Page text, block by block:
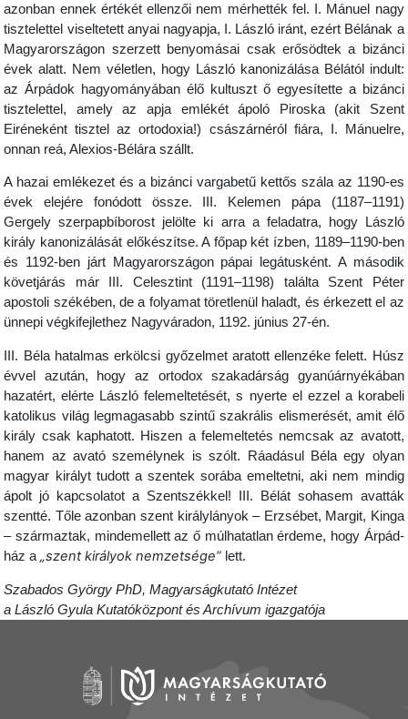
azonban ennek értékét ellenzői nem mérhették fel. I. Mánuel nagy
tisztelettel viseltetett anyai nagyapja, I. László iránt, ezért Bélának a
Magyarországon szerzett benyomásai csak erősödtek a bizánci
évek alatt. Nem véletlen, hogy László kanonizálása Bélától indult:
az Árpádok hagyományában élő kultuszt ő egyesítette a bizánci
tisztelettel, amely az apja emlékét ápoló Piroska (akit Szent
Eiréneként tisztel az ortodoxia!) császárnéról fiára, I. Mánuelre,
onnan reá, Alexios-Bélára szállt.
A hazai emlékezet és a bizánci vargabetű kettős szála az 1190-es
évek elejére fonódott össze. III. Kelemen pápa (1187–1191)
Gergely szerpapbíborost jelölte ki arra a feladatra, hogy László
király kanonizálását előkészítse. A főpap két ízben, 1189–1190-ben
és 1192-ben járt Magyarországon pápai legátusként. A második
követjárás már III. Celesztint (1191–1198) találta Szent Péter
apostoli székében, de a folyamat töretlenül haladt, és érkezett el az
ünnepi végkifejlethez Nagyváradon, 1192. június 27-én.
III. Béla hatalmas erkölcsi győzelmet aratott ellenzéke felett. Húsz
évvel azután, hogy az ortodox szakadárság gyanúárnyékában
hazatért, elérte László felemeltetését, s nyerte el ezzel a korabeli
katolikus világ legmagasabb szintű szakrális elismerését, amit élő
király csak kaphatott. Hiszen a felemeltetés nemcsak az avatott,
hanem az avató személynek is szólt. Ráadásul Béla egy olyan
magyar királyt tudott a szentek sorába emeltetni, aki nem mindig
ápolt jó kapcsolatot a Szentszékkel! III. Bélát sohasem avatták
szentté. Tőle azonban szent királylányok – Erzsébet, Margit, Kinga
– származtak, mindemellett az ő múlhatatlan érdeme, hogy Árpád-
ház a„szent királyok nemzetsége” lett.
Szabados György PhD, Magyarságkutató Intézet
a László Gyula Kutatóközpont és Archívum igazgatója